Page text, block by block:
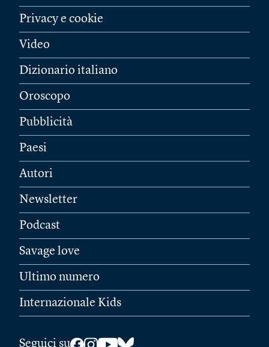
Privacy e cookie
Video
Dizionario italiano
Oroscopo
Pubblicità
Paesi
Autori
Newsletter
Podcast
Savage love
Ultimo numero
Internazionale Kids
Seguici su